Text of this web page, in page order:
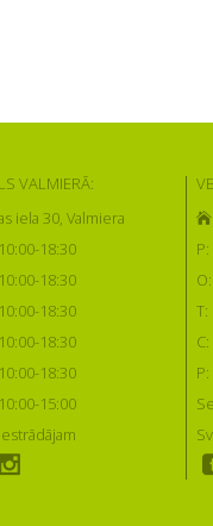
VALMIERĀ:
iela 30, Valmiera
10:00-18:30
10:00-18:30
10:00-18:30
10:00-18:30
10:00-18:30
10:00-15:00
P:
O:
T:
C:
P: